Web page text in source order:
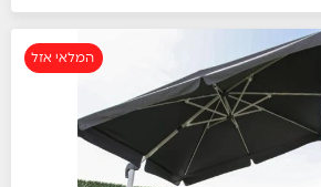
המלאי אזל